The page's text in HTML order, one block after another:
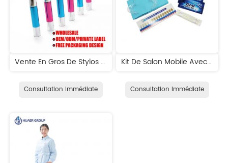
Vente En Gros De Stylos De Blanchiment Des Dents Instantanés De Force Professionnelle
Consultation Immédiate
Kit De Salon Mobile Avec Stylo De Blanchiment Des Dents
Consultation Immédiate